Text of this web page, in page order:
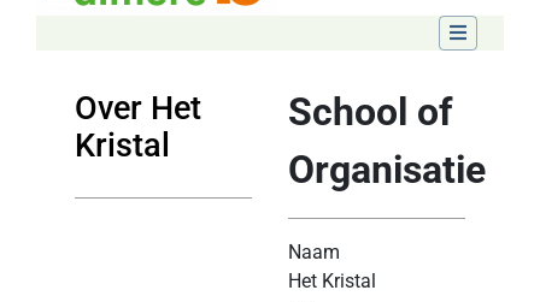
Over Het
Kristal
School of
Organisatie
Naam
Het Kristal